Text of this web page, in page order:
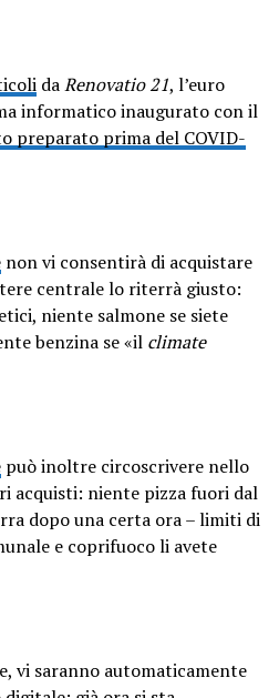
daRenovatio 21, l’euro
informatico inaugurato con il
preparato prima del COVID-
non vi consentirà di acquistare
centrale lo riterrà giusto:
niente salmone se siete
benzina se «il climate
può inoltre circoscrivere nello
acquisti: niente pizza fuori dal
dopo una certa ora – limiti di
e coprifuoco li avete
vi saranno automaticamente